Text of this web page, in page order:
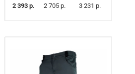
2 393 р. 2 705 р. 3 231 р.